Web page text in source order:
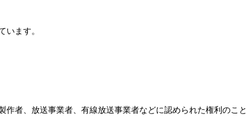
います。
者、放送事業者、有線放送事業者などに認められた権利のこと